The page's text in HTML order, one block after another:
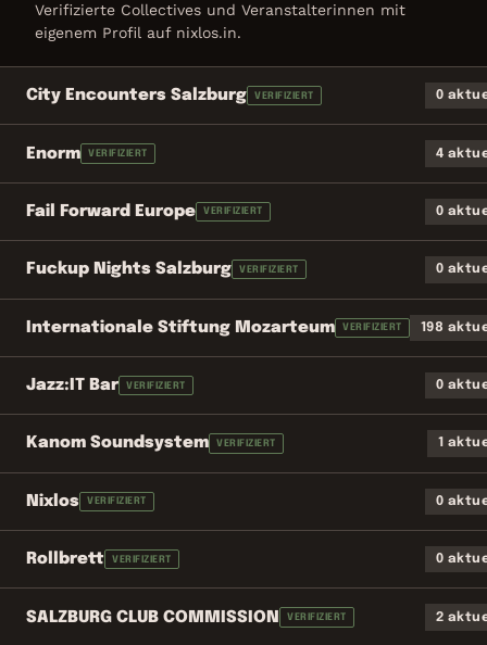
Verifizierte Collectives und Veranstalterinnen mit
eigenem Profil auf nixlos.in.
City Encounters Salzburg VERIFIZIERT 0
Enorm VERIFIZIERT 4
Fail Forward Europe VERIFIZIERT 0
Fuckup Nights Salzburg VERIFIZIERT 0
Internationale Stiftung Mozarteum VERIFIZIERT 198
Jazz:IT Bar VERIFIZIERT 0
Kanom Soundsystem VERIFIZIERT 1
Nixlos VERIFIZIERT 0
Rollbrett VERIFIZIERT 0
SALZBURG CLUB COMMISSION VERIFIZIERT 2